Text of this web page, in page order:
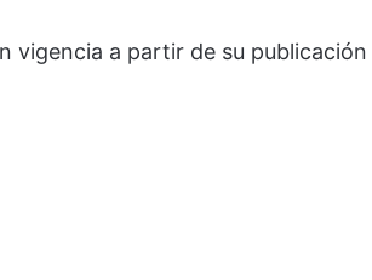
vigencia a partir de su publicación